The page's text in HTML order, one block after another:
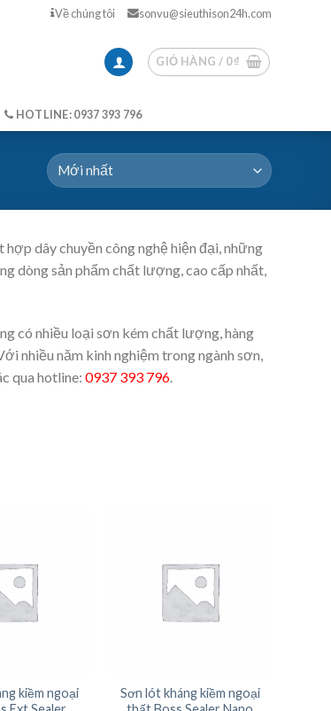
Về chúng tôi sonvu@sieuthison24h.com
GIỎ HÀNG / 0₫
HOTLINE: 0937 393 796
dây chuyền công nghệ hiện đại, những
dòng sản phẩm chất lượng, cao cấp nhất,
có nhiều loại sơn kém chất lượng, hàng
nhiều năm kinh nghiệm trong ngành sơn,
qua hotline: 0937 393 796
kiềm ngoại
Sơn lót kháng kiềm ngoại